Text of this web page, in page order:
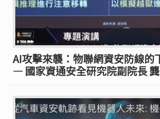
AI攻擊來襲：物聯網資安防線的
— 國家資通安全研究院副院長